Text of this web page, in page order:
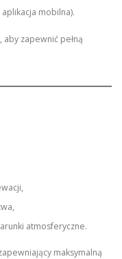
mobilna).
zapewnić pełną
atmosferyczne.
maksymalną